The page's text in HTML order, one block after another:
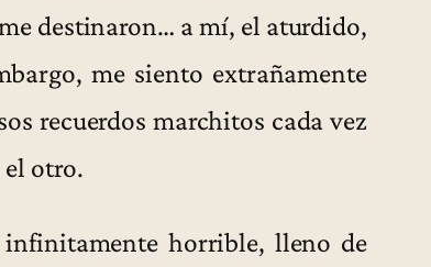
destinaron… a mí, el aturdido,
me siento extrañamente
recuerdos marchitos cada vez
el otro.
horrible, lleno de